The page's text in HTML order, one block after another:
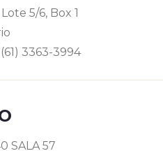
5/6, Box 1
3363-3994
SALA 57